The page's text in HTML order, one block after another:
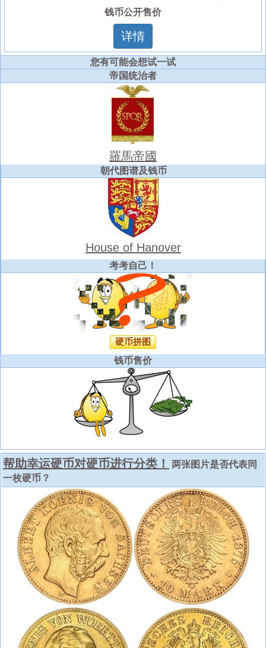
钱币公开售价
详情
您有可能会想试一试
帝国统治者
羅馬帝國
朝代图谱及钱币
House of Hanover
考考自己！
硬币拼图
钱币售价
帮助幸运硬币对硬币进行分类！
两张图片是否代表同
一枚硬币？